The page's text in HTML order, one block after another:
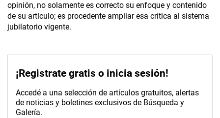
opinión, no solamente es correcto su enfoque y contenido
de su artículo; es procedente ampliar esa crítica al sistema
jubilatorio vigente.
¡Registrate gratis o inicia sesión!
Accedé a una selección de artículos gratuitos, alertas
de noticias y boletines exclusivos de Búsqueda y
Galería.